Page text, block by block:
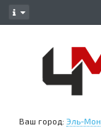
Ваш город: Эль-